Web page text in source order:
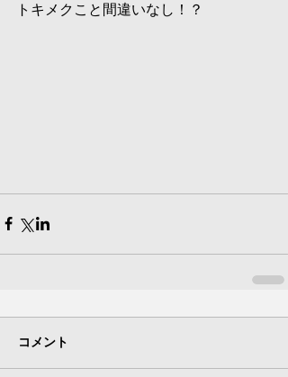
トキメクこと間違いなし！？
コメント